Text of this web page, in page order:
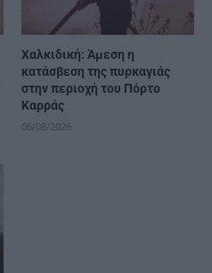
Χαλκιδική: Άμεση η
κατάσβεση της πυρκαγιάς
στην περιοχή του Πόρτο
Καρράς
06/08/2026